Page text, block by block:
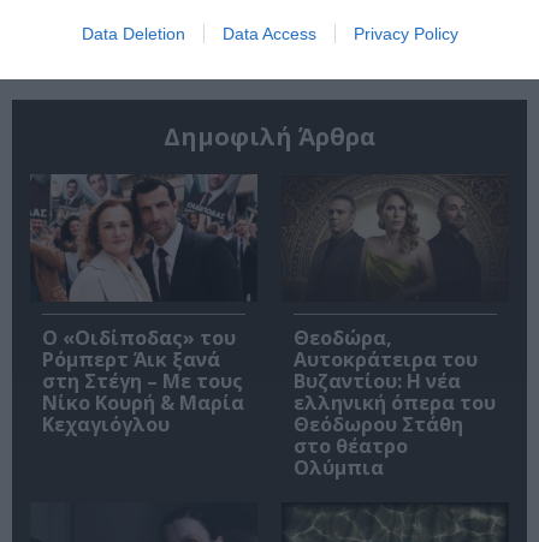
Data Deletion Data Access Privacy Policy
Δημοφιλή Άρθρα
O «Οιδίποδας» του
Ρόμπερτ Άικ ξανά
στη Στέγη – Με τους
Νίκο Κουρή & Μαρία
Κεχαγιόγλου
Θεοδώρα,
Αυτοκράτειρα του
Βυζαντίου: Η νέα
ελληνική όπερα του
Θεόδωρου Στάθη
στο θέατρο
Ολύμπια